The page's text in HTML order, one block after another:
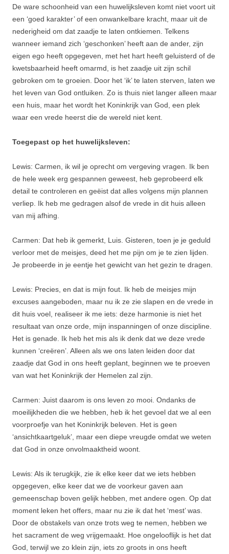
De ware schoonheid van een huwelijksleven komt niet voort uit
een ‘goed karakter’ of een onwankelbare kracht, maar uit de
nederigheid om dat zaadje te laten ontkiemen. Telkens
wanneer iemand zich ‘geschonken’ heeft aan de ander, zijn
eigen ego heeft opgegeven, met het hart heeft geluisterd of de
kwetsbaarheid heeft omarmd, is het zaadje uit zijn schil
gebroken om te groeien. Door het ‘ik’ te laten sterven, laten we
het leven van God ontluiken. Zo is thuis niet langer alleen maar
een huis, maar het wordt het Koninkrijk van God, een plek
waar een vrede heerst die de wereld niet kent.
Toegepast op het huwelijksleven:
Lewis: Carmen, ik wil je oprecht om vergeving vragen. Ik ben
de hele week erg gespannen geweest, heb geprobeerd elk
detail te controleren en geëist dat alles volgens mijn plannen
verliep. Ik heb me gedragen alsof de vrede in dit huis alleen
van mij afhing.
Carmen: Dat heb ik gemerkt, Luis. Gisteren, toen je je geduld
verloor met de meisjes, deed het me pijn om je te zien lijden.
Je probeerde in je eentje het gewicht van het gezin te dragen.
Lewis: Precies, en dat is mijn fout. Ik heb de meisjes mijn
excuses aangeboden, maar nu ik ze zie slapen en de vrede in
dit huis voel, realiseer ik me iets: deze harmonie is niet het
resultaat van onze orde, mijn inspanningen of onze discipline.
Het is genade. Ik heb het mis als ik denk dat we deze vrede
kunnen ‘creëren’. Alleen als we ons laten leiden door dat
zaadje dat God in ons heeft geplant, beginnen we te proeven
van wat het Koninkrijk der Hemelen zal zijn.
Carmen: Juist daarom is ons leven zo mooi. Ondanks de
moeilijkheden die we hebben, heb ik het gevoel dat we al een
voorproefje van het Koninkrijk beleven. Het is geen
‘ansichtkaartgeluk’, maar een diepe vreugde omdat we weten
dat God in onze onvolmaaktheid woont.
Lewis: Als ik terugkijk, zie ik elke keer dat we iets hebben
opgegeven, elke keer dat we de voorkeur gaven aan
gemeenschap boven gelijk hebben, met andere ogen. Op dat
moment leken het offers, maar nu zie ik dat het ‘mest’ was.
Door de obstakels van onze trots weg te nemen, hebben we
het sacrament de weg vrijgemaakt. Hoe ongelooflijk is het dat
God, terwijl we zo klein zijn, iets zo groots in ons heeft